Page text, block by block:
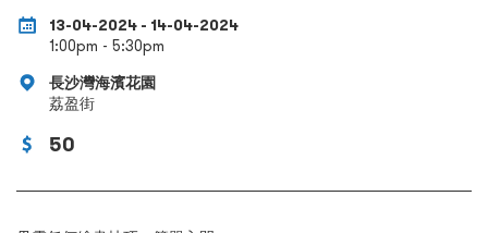
13-04-2024 - 14-04-2024
1:00pm - 5:30pm
長沙灣海濱花園
荔盈街
50